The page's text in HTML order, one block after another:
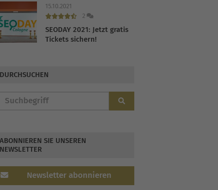
15.10.2021
2
SEODAY 2021: Jetzt gratis
Tickets sichern!
DURCHSUCHEN
ABONNIEREN SIE UNSEREN
NEWSLETTER
Newsletter abonnieren